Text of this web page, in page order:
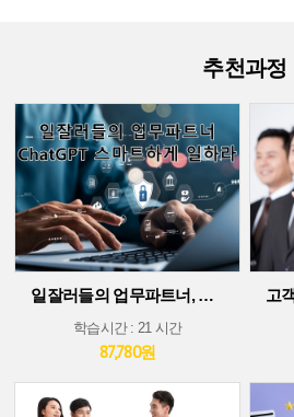
추천과정
일잘러들의 업무파트너, ChatGPT 스마트하게 일하라!
학습시간 : 21 시간
87,780원